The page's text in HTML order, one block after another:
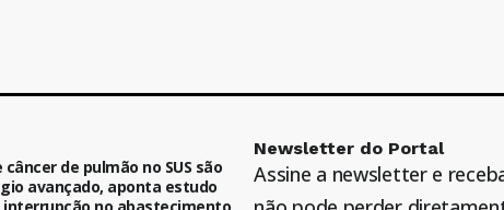
de pulmão no SUS são
avançado, aponta estudo
Newsletter do Portal
Assine a newsletter e